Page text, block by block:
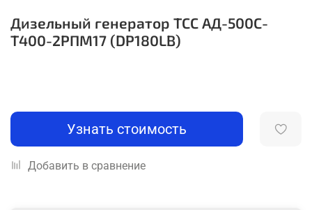
Дизельный генератор ТСС АД-500С-
Т400-2РПМ17 (DP180LB)
Узнать стоимость
Добавить в сравнение